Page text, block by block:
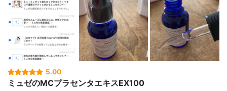
5.00
ミュゼのMCプラセンタエキスEX100